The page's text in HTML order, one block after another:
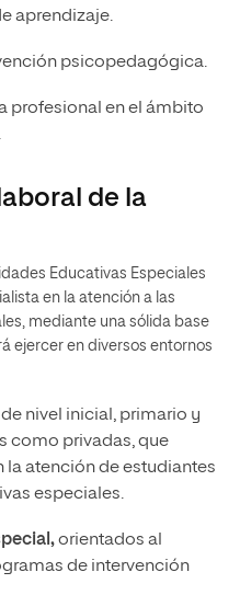
aprendizaje.
psicopedagógica.
profesional en el ámbito
de la
Educativas Especiales
en la atención a las
mediante una sólida base
ejercer en diversos entornos
de nivel inicial, primario y
como privadas, que
la atención de estudiantes
especiales.
orientados al
de intervención